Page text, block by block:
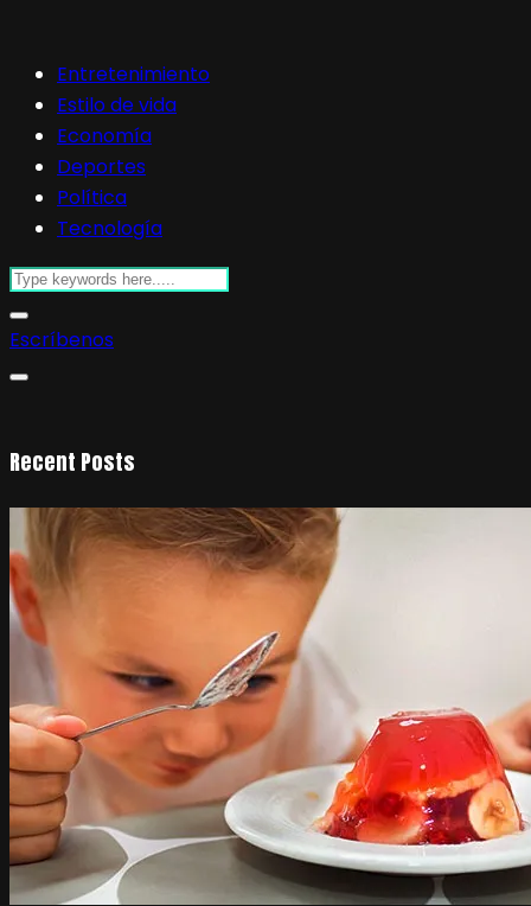
Entretenimiento
Estilo de vida
Economía
Deportes
Política
Tecnología
Escríbenos
Recent Posts